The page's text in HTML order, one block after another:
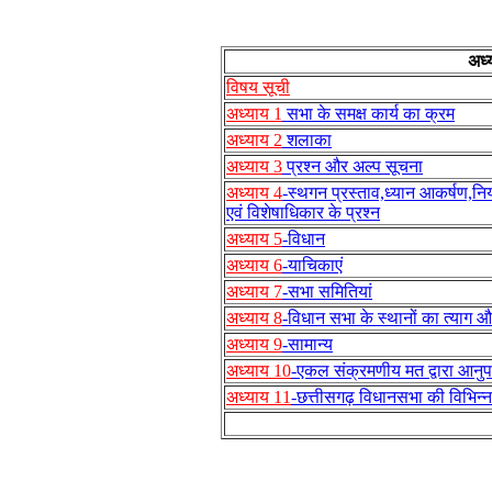
विषय सूची
अध्याय 1 सभा के समक्ष कार्य का क्रम
अध्याय 2 शलाका
अध्याय 3प्रश्न और अल्प सूचना
अध्याय 4-स्थगन प्रस्ताव,ध्यान
एवं विशेषाधिकार के प्रश्न
अध्याय 5-विधान
अध्याय 6-याचिकाएं
अध्याय 7-सभा समितियां
अध्याय 8-विधान सभा के स्थानों का त्याग
अध्याय 9-सामान्य
अध्याय 10-एकल संक्रमणीय मत द्वारा
अध्याय 11-छत्तीसगढ़ विधानसभा की